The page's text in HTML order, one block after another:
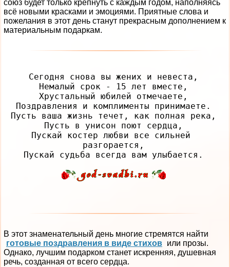
союз будет только крепнуть с каждым годом, наполняясь
всё новыми красками и эмоциями. Приятные слова и
пожелания в этот день станут прекрасным дополнением к
материальным подаркам.
Сегодня снова вы жених и невеста,
Немалый срок - 15 лет вместе,
Хрустальный юбилей отмечаете,
Поздравления и комплименты принимаете.
Пусть ваша жизнь течет, как полная река,
Пусть в унисон поют сердца,
Пускай костер любви все сильней
разгорается,
В этот знаменательный день многие стремятся найти
готовые поздравления в виде стихов или прозы.
Однако, лучшим подарком станет искренняя, душевная
речь, созданная от всего сердца.